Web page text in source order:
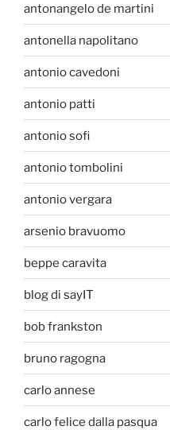
antonangelo de martini
antonella napolitano
antonio cavedoni
antonio patti
antonio sofi
antonio tombolini
antonio vergara
arsenio bravuomo
beppe caravita
blog di sayIT
bob frankston
bruno ragogna
carlo annese
carlo felice dalla pasqua